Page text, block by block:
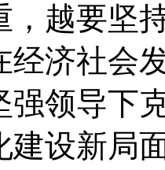
，越要坚
经济社会
强领导下
建设新局